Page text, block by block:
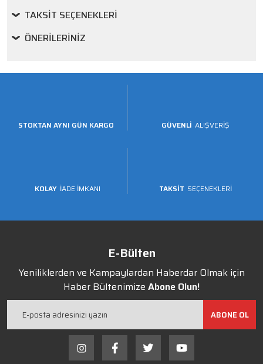
TAKSIT SEÇENEKLERI
ÖNERILERINIZ
STOKTAN AYNI GÜN KARGO GÜVENLİ ALIŞVERİŞ
KOLAY İADE İMKANI TAKSİT SEÇENEKLERİ
E-Bülten
Yeniliklerden ve Kampaylardan Haberdar Olmak için
Haber Bültenimize Abone Olun!
ABONE OL